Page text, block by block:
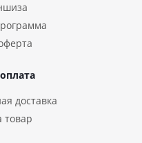
доставка
товар